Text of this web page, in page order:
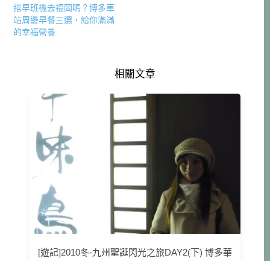
搭早班機去福岡嗎？博多車
站周邊早餐三選，給你滿滿
的幸福營養
相關文章
[遊記]2010冬-九州聖誕閃光之旅DAY2(下) 博多華